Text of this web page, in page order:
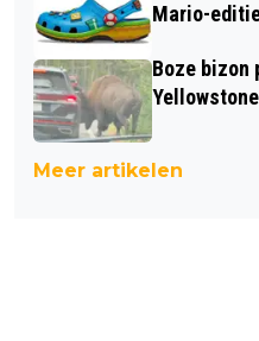
Mario-
Boze bizon
Yellowstone
Meer artikelen